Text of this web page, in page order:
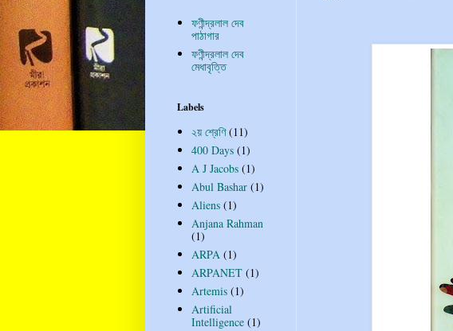
ফণীন্দ্রলাল দেব
পাঠাগার
ফণীন্দ্রলাল দেব
মেধাবৃত্তি
Labels
২য় শ্রেণি (11)
400 Days (1)
A J Jacobs (1)
Abul Bashar (1)
Aliens (1)
Anjana Rahman
(1)
ARPA (1)
ARPANET (1)
Artemis (1)
Artificial
Intelligence (1)